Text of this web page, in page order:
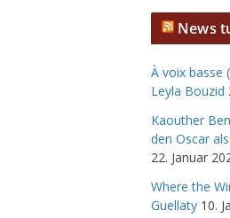
News
À voix basse
Leyla Bouzid
Kaouther
den Oscar
22. Januar
Where the
Guellaty 10.